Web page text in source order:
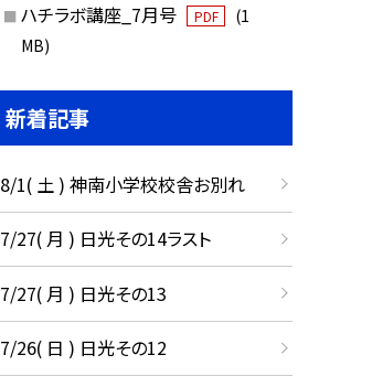
ハチラボ講座_7月号 PDF
(1
MB)
新着記事
8/1( 土 ) 神南小学校校舎お別れ
7/27( 月 ) 日光その14ラスト
7/27( 月 ) 日光その13
7/26( 日 ) 日光その12